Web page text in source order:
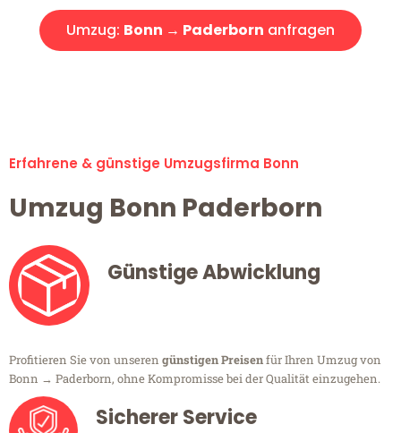
Umzug: Bonn → Paderborn anfragen
Erfahrene & günstige Umzugsfirma Bonn
Umzug Bonn Paderborn
Günstige Abwicklung
Profitieren Sie von unseren günstigen Preisenfür Ihren Umzug von
Bonn → Paderborn, ohne Kompromisse bei der Qualität einzugehen.
Sicherer Service